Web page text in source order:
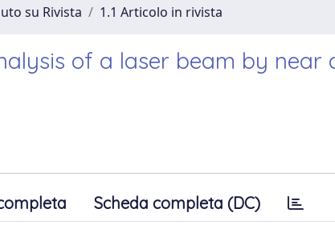
su Rivista 1.1 Articolo in rivista
of a laser beam by near
Scheda completa (DC)